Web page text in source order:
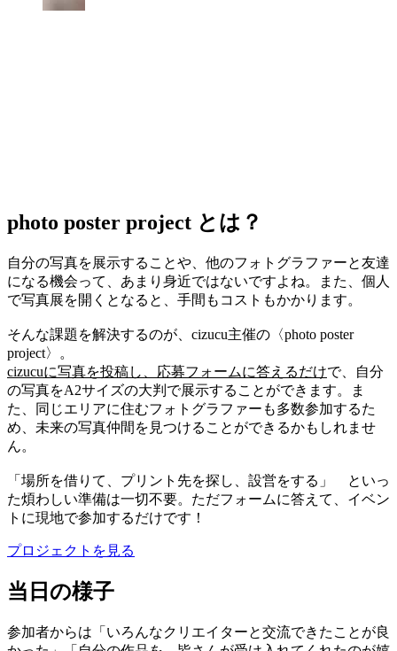
photo poster project とは？
自分の写真を展示することや、他のフォトグラファーと友達
になる機会って、あまり身近ではないですよね。また、個人
で写真展を開くとなると、手間もコストもかかります。
そんな課題を解決するのが、cizucu主催の〈photo poster
project〉。
cizucuに写真を投稿し、応募フォームに答えるだけで、自分
の写真をA2サイズの大判で展示することができます。ま
た、同じエリアに住むフォトグラファーも多数参加するた
め、未来の写真仲間を見つけることができるかもしれませ
ん。
「場所を借りて、プリント先を探し、設営をする」 といっ
た煩わしい準備は一切不要。ただフォームに答えて、イベン
トに現地で参加するだけです！
プロジェクトを見る
当日の様子
参加者からは「いろんなクリエイターと交流できたことが良